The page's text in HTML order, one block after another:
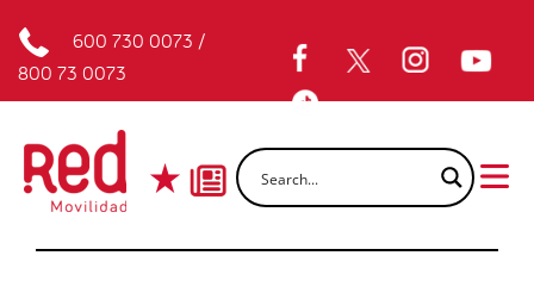
600 730 0073 /
800 73 0073